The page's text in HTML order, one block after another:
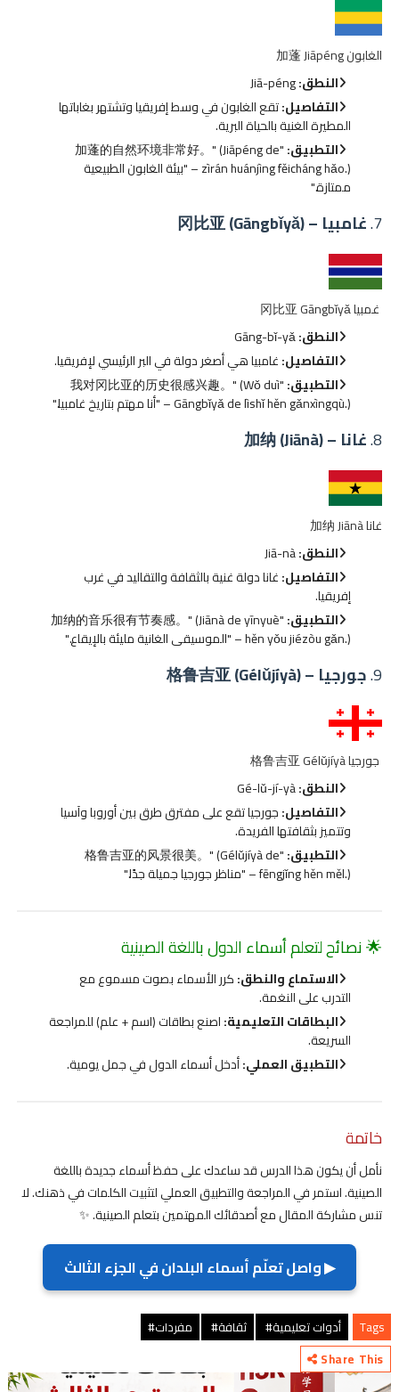
الغابون 加蓬 Jiāpéng
النطق:
التفاصيل:تقع الغابون في وسط إفريقيا وتشتهر بغاباتها
المطيرة الغنية بالحياة البرية.
التطبيق: "加蓬的自然环境非常好。" (Jiāpéng de
zìrán huánjìng fěicháng hǎo.) – "بيئة الغابون الطبيعية
ممتازة."
7. غامبيا – 冈比亚 (Gāngbǐyǎ)
غمبيا 冈比亚 Gāngbǐyǎ
النطق:
التفاصيل:غامبيا هي أصغر دولة في البر الرئيسي لإفريقيا.
التطبيق: "我对冈比亚的历史很感兴趣。" (Wǒ duì
Gāngbǐyǎ de lìshǐ hěn gǎnxìngqù.) – "أنا مهتم بتاريخ غامبيا."
8. غانا – 加纳 (Jiānà)
غانا 加纳 Jiānà
النطق:
التفاصيل:غانا دولة غنية بالثقافة والتقاليد في غرب
إفريقيا.
التطبيق: "加纳的音乐很有节奏感。" (Jiānà de yīnyuè
hěn yǒu jiézòu gǎn.) – "الموسيقى الغانية مليئة بالإيقاع."
9. جورجيا – 格鲁吉亚 (Gélǔjíyà)
جورجيا 格鲁吉亚 Gélǔjíyà
النطق:
التفاصيل:جورجيا تقع على مفترق طرق بين أوروبا وآسيا
وتتميز بثقافتها الفريدة.
التطبيق: "格鲁吉亚的风景很美。" (Gélǔjíyà de
fēngjǐng hěn měl.) – "مناظر جورجيا جميلة جدًا."
🌟 نصائح لتعلم أسماء الدول باللغة الصينية
الاستماع والنطق:كرر الأسماء بصوت مسموع مع
التدرب على النغمة.
البطاقات التعليمية:اصنع بطاقات (اسم + علم) للمراجعة
السريعة.
التطبيق العملي:أدخل أسماء الدول في جمل يومية.
خاتمة
نأمل أن يكون هذا الدرس قد ساعدك على حفظ أسماء جديدة باللغة
الصينية. استمر في المراجعة والتطبيق العملي لتثبيت الكلمات في ذهنك. لا
تنس مشاركة المقال مع أصدقائك المهتمين بتعلم الصينية. ✨
▶ واصل تعلّم أسماء البلدان في الجزء الثالث
Tags أدوات تعليمية# ثقافة#
مفردات#
Share This